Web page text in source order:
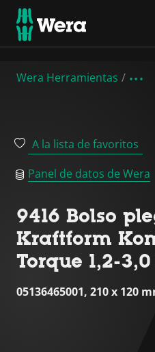
Wera Herramientas
A la lista de favoritos
Panel de datos de Wera
9416 Bolso
Kraftform
Torque 1,2-
05136465001, 210 x 120